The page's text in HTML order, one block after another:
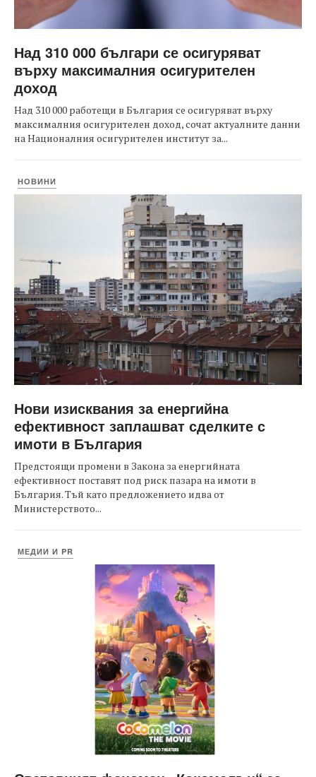
Над 310 000 българи се осигуряват
върху максималния осигурителен
доход
Над 310 000 работещи в България се осигуряват върху
максималния осигурителен доход, сочат актуалните данни
на Националния осигурителен институт за...
НОВИНИ
Нови изисквания за енергийна
ефективност заплашват сделките с
имоти в България
Предстоящи промени в Закона за енергийната
ефективност поставят под риск пазара на имоти в
България. Тъй като предложението идва от
Министерството...
МЕДИИ И PR